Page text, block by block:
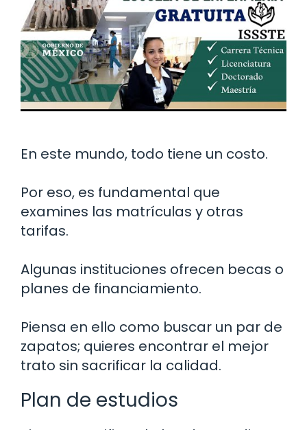
En este mundo, todo tiene un costo.
Por eso, es fundamental que
examines las matrículas y otras
tarifas.
Algunas instituciones ofrecen becas o
planes de financiamiento.
Piensa en ello como buscar un par de
zapatos; quieres encontrar el mejor
trato sin sacrificar la calidad.
Plan de estudios